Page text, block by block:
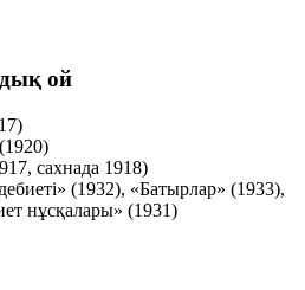
ой
сахнада 1918)
(1932), «Батырлар» (1933),
нұсқалары» (1931)